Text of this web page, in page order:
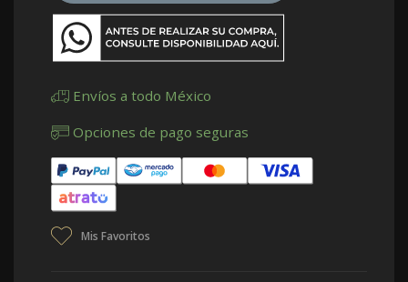
Envíos a todo México
Opciones de pago seguras
Mis Favoritos